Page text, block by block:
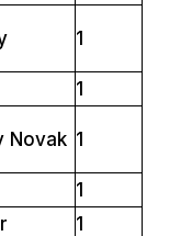
1
1
Novak 1
1
1